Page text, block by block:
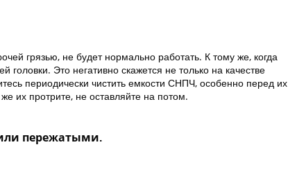
грязью, не будет нормально работать. К тому же, когда
Это негативно скажется не только на качестве
периодически чистить емкости СНПЧ, особенно перед их
их протрите, не оставляйте на потом.
пережатыми.